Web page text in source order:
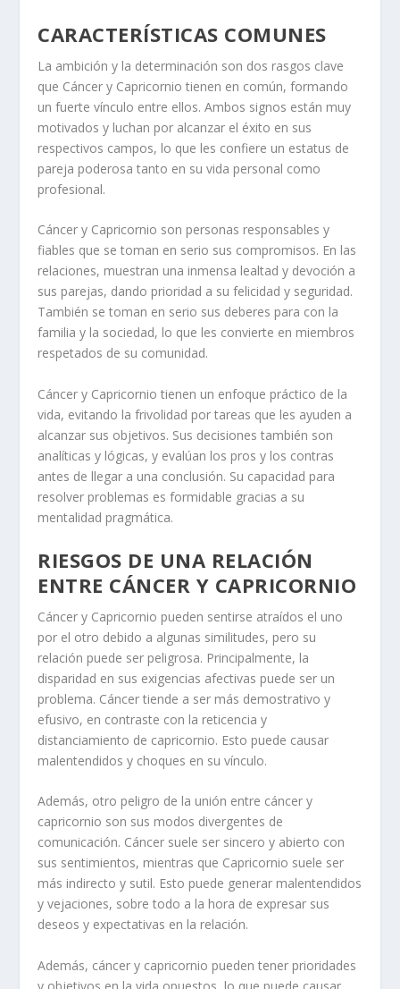
CARACTERÍSTICAS COMUNES
La ambición y la determinación son dos rasgos clave
que Cáncer y Capricornio tienen en común, formando
un fuerte vínculo entre ellos. Ambos signos están muy
motivados y luchan por alcanzar el éxito en sus
respectivos campos, lo que les confiere un estatus de
pareja poderosa tanto en su vida personal como
profesional.
Cáncer y Capricornio son personas responsables y
fiables que se toman en serio sus compromisos. En las
relaciones, muestran una inmensa lealtad y devoción a
sus parejas, dando prioridad a su felicidad y seguridad.
También se toman en serio sus deberes para con la
familia y la sociedad, lo que les convierte en miembros
respetados de su comunidad.
Cáncer y Capricornio tienen un enfoque práctico de la
vida, evitando la frivolidad por tareas que les ayuden a
alcanzar sus objetivos. Sus decisiones también son
analíticas y lógicas, y evalúan los pros y los contras
antes de llegar a una conclusión. Su capacidad para
resolver problemas es formidable gracias a su
mentalidad pragmática.
RIESGOS DE UNA RELACIÓN
ENTRE CÁNCER Y CAPRICORNIO
Cáncer y Capricornio pueden sentirse atraídos el uno
por el otro debido a algunas similitudes, pero su
relación puede ser peligrosa. Principalmente, la
disparidad en sus exigencias afectivas puede ser un
problema. Cáncer tiende a ser más demostrativo y
efusivo, en contraste con la reticencia y
distanciamiento de capricornio. Esto puede causar
malentendidos y choques en su vínculo.
Además, otro peligro de la unión entre cáncer y
capricornio son sus modos divergentes de
comunicación. Cáncer suele ser sincero y abierto con
sus sentimientos, mientras que Capricornio suele ser
más indirecto y sutil. Esto puede generar malentendidos
y vejaciones, sobre todo a la hora de expresar sus
deseos y expectativas en la relación.
Además, cáncer y capricornio pueden tener prioridades